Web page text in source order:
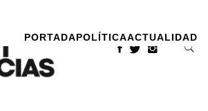
PORTADAPOLÍTICAACTUALIDAD